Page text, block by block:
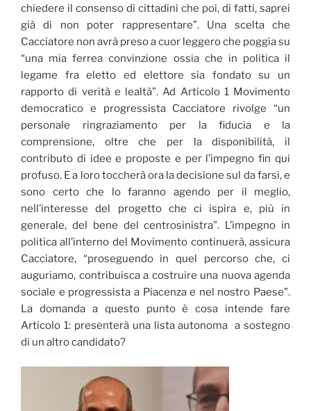
chiedere il consenso di cittadini che poi, di fatti, saprei
già di non poter rappresentare”. Una scelta che
Cacciatore non avrà preso a cuor leggero che poggia su
“una mia ferrea convinzione ossia che in politica il
legame fra eletto ed elettore sia fondato su un
rapporto di verità e lealtà”. Ad Articolo 1 Movimento
democratico e progressista Cacciatore rivolge “un
personale ringraziamento per la fiducia e la
comprensione, oltre che per la disponibilità, il
contributo di idee e proposte e per l’impegno fin qui
profuso. E a loro toccherà ora la decisione sul da farsi, e
sono certo che lo faranno agendo per il meglio,
nell’interesse del progetto che ci ispira e, più in
generale, del bene del centrosinistra”. L’impegno in
politica all’interno del Movimento continuerà, assicura
Cacciatore, “proseguendo in quel percorso che, ci
auguriamo, contribuisca a costruire una nuova agenda
sociale e progressista a Piacenza e nel nostro Paese”.
La domanda a questo punto è cosa intende fare
Articolo 1: presenterà una lista autonoma a sostegno
di un altro candidato?